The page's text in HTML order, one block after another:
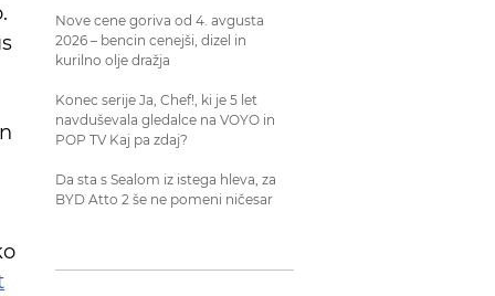
Nove cene goriva od 4. avgusta
2026 – bencin cenejši, dizel in
kurilno olje dražja
Konec serije Ja, Chef!, ki je 5 let
navduševala gledalce na VOYO in
POP TV Kaj pa zdaj?
Da sta s Sealom iz istega hleva, za
BYD Atto 2 še ne pomeni ničesar